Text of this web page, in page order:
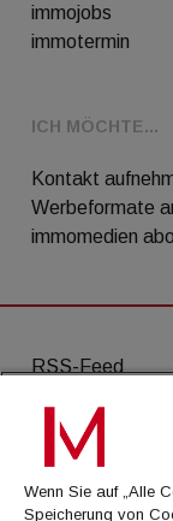
immojobs
immotermin
ICH MÖCHTE...
Kontakt
Werbeformate
immomedien
RSS-Feed
AGB
Datenschutz
Kontakt
Wenn Sie auf „Alle
Speicherung von